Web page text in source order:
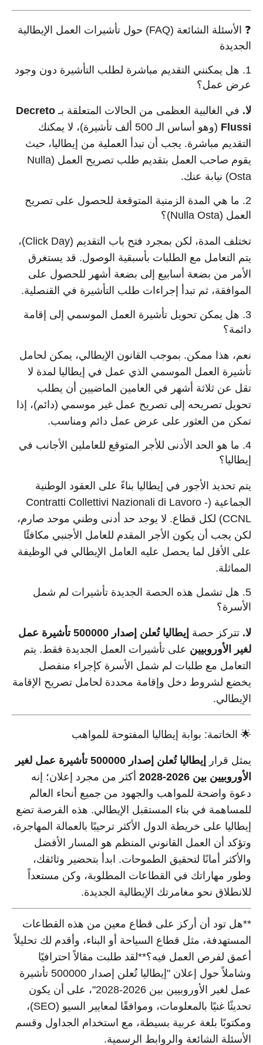
❓ الأسئلة الشائعة (FAQ) حول تأشيرات العمل الإيطالية
الجديدة
1. هل يمكنني التقديم مباشرة لطلب التأشيرة دون وجود
عرض عمل؟
في الغالبية العظمى من الحالات المتعلقة بـ Decreto
Flussi
(وهو أساس الـ 500 ألف تأشيرة)، لا يمكنك
التقديم مباشرة. يجب أن تبدأ العملية من إيطاليا، حيث
يقوم صاحب العمل بتقديم طلب تصريح العمل (Nulla
Osta) نيابة عنك.
2. ما هي المدة الزمنية المتوقعة للحصول على تصريح
العمل (Nulla Osta)؟
تختلف المدة، لكن بمجرد فتح باب التقديم (Click Day)،
يتم التعامل مع الطلبات بأسبقية الوصول. قد يستغرق
الأمر من بضعة أسابيع إلى بضعة أشهر للحصول على
الموافقة، ثم تبدأ إجراءات طلب التأشيرة في القنصلية.
3. هل يمكن تحويل تأشيرة العمل الموسمي إلى إقامة
دائمة؟
نعم، هذا ممكن. بموجب القانون الإيطالي، يمكن لحامل
تأشيرة العمل الموسمي الذي عمل في إيطاليا لمدة لا
تقل عن ثلاثة أشهر في العامين الماضيين أن يطلب
تحويل تصريحه إلى تصريح عمل غير موسمي (دائم)، إذا
تمكن من العثور على عرض عمل دائم ومناسب.
4. ما هو الحد الأدنى للأجر المتوقع للعاملين الأجانب في
إيطاليا؟
يتم تحديد الأجور في إيطاليا بناءً على العقود الوطنية
الجماعية (Contratti Collettivi Nazionali di Lavoro -
CCNL) لكل قطاع. لا يوجد حد أدنى وطني موحد صارم،
لكن يجب أن يكون الأجر المقدم للعامل الأجنبي مكافئًا
على الأقل لما يحصل عليه العامل الإيطالي في الوظيفة
المماثلة.
5. هل تشمل هذه الحصة الجديدة تأشيرات لم شمل
الأسرة؟
تتركز حصة
إيطاليا تُعلن إصدار 500000 تأشيرة عمل
لغير الأوروبيينعلى تأشيرات العمل الجديدة فقط. يتم
التعامل مع طلبات لم شمل الأسرة كإجراء منفصل
يخضع لشروط دخل وإقامة محددة لحامل تصريح الإقامة
الإيطالي.
🌟 الخاتمة: بوابة إيطاليا المفتوحة للمواهب
يمثل قرار
إيطاليا تُعلن إصدار 500000 تأشيرة عمل لغير
الأوروبيين بين 2026-2028
أكثر من مجرد إعلان؛ إنه
دعوة واضحة للمواهب والجهود من جميع أنحاء العالم
للمساهمة في بناء المستقبل الإيطالي. هذه الفرصة تضع
إيطاليا على خريطة الدول الأكثر ترحيبًا بالعمالة المهاجرة،
وتؤكد أن العمل القانوني المنظم هو المسار الأفضل
والأكثر أمانًا لتحقيق الطموحات. ابدأ بتحضير وثائقك،
وطور مهاراتك في القطاعات المطلوبة، وكن مستعداً
للانطلاق نحو مغامرتك الإيطالية الجديدة.
**هل تود أن أركز على قطاع معين من هذه القطاعات
المستهدفة، مثل قطاع السياحة أو البناء، وأقدم لك تحليلاً
أعمق لفرص العمل فيه؟**لقد طلبت مقالاً احترافيًا
وشاملاً حول إعلان "إيطاليا تُعلن إصدار 500000 تأشيرة
عمل لغير الأوروبيين بين 2026-2028"، على أن يكون
تحديثًا غنيًا بالمعلومات، وموافقًا لمعايير السيو (SEO)،
ومكتوبًا بلغة عربية بسيطة، مع استخدام الجداول وقسم
الأسئلة الشائعة والروابط الرسمية.